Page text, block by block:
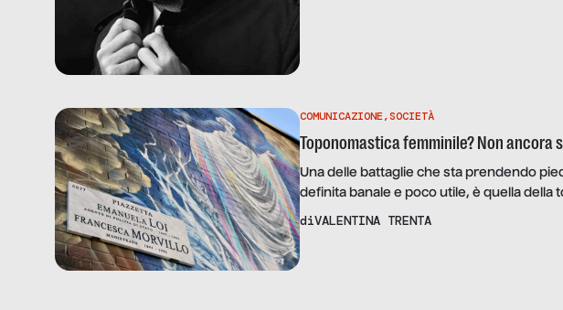
COMUNICAZIONE,SOCIETÀ
Toponomastica femminile? Non ancora
Una delle battaglie che sta prendendo
definita banale e poco utile, è quella della
orientarci in questo dibattito, ho chiesto
referente della Regione Marche per
guidata dalla presidente Maria Pia Ercolini
diVALENTINA TRENTA